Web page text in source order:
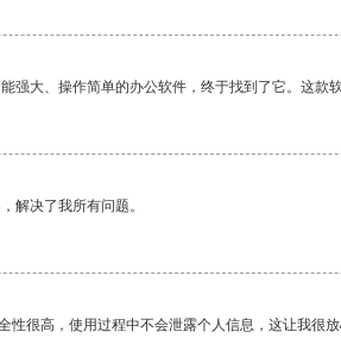
强大、操作简单的办公软件，终于找到了它。这款
解决了我所有问题。
性很高，使用过程中不会泄露个人信息，这让我很